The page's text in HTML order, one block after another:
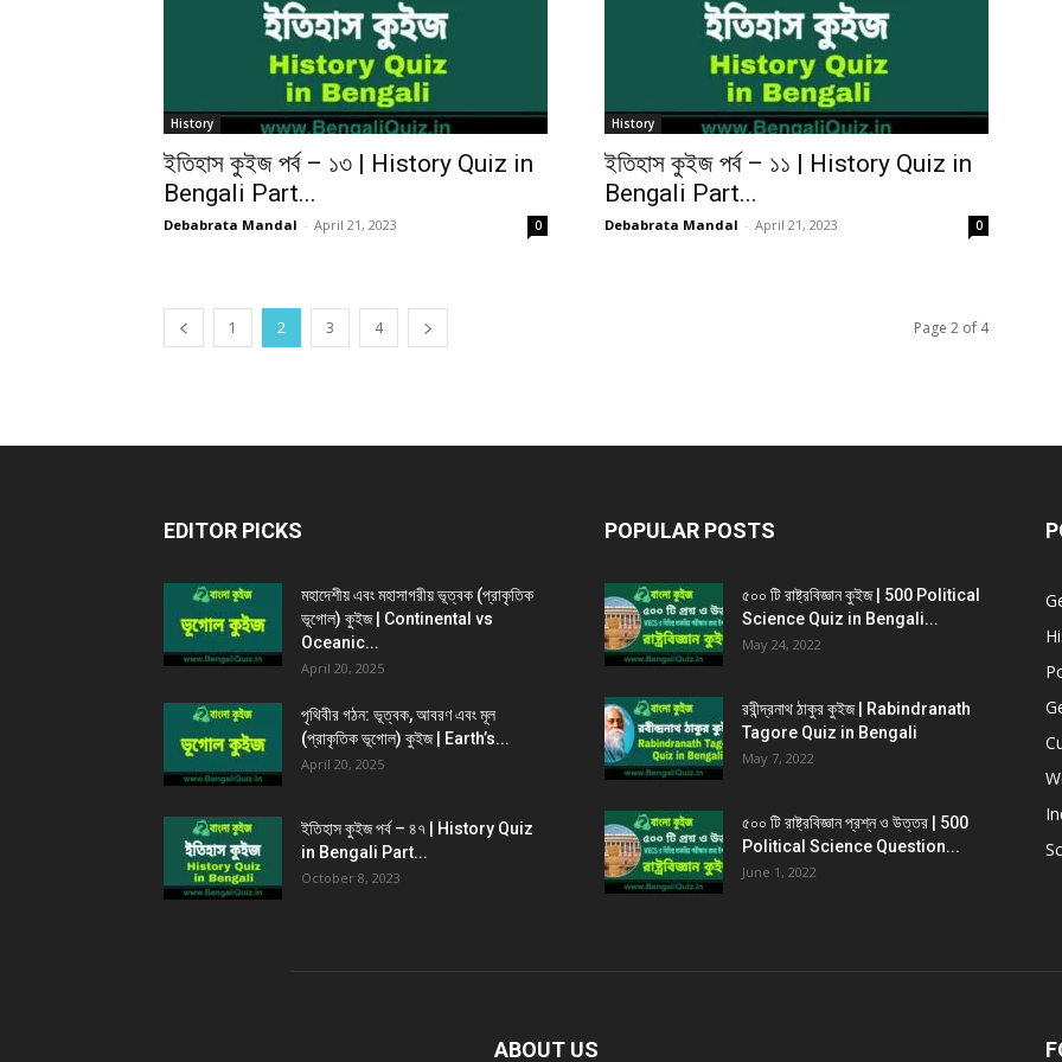
History
ইতিহাস কুইজ পর্ব – ১৩ | History Quiz in
Bengali Part...
Debabrata Mandal - April 21, 2023 0
History
ইতিহাস কুইজ পর্ব – ১১ | History Quiz in
Bengali Part...
Debabrata Mandal - April 21, 2023 0
1 2 3 4 Page 2 of 4
EDITOR PICKS
মহাদেশীয় এবং মহাসাগরীয় ভূত্বক (প্রাকৃতিক
ভূগোল) কুইজ | Continental vs
Oceanic...
April 20, 2025
পৃথিবীর গঠন: ভূত্বক, আবরণ এবং মূল
(প্রাকৃতিক ভূগোল) কুইজ | Earth’s...
April 20, 2025
ইতিহাস কুইজ পর্ব – ৪৭ | History Quiz
in Bengali Part...
October 8, 2023
POPULAR POSTS
৫০০ টি রাষ্ট্রবিজ্ঞান কুইজ | 500 Political
Science Quiz in Bengali...
May 24, 2022
রবীন্দ্রনাথ ঠাকুর কুইজ | Rabindranath
Tagore Quiz in Bengali
May 7, 2022
৫০০ টি রাষ্ট্রবিজ্ঞান প্রশ্ন ও উত্তর | 500
Political Science Question...
June 1, 2022
ABOUT US